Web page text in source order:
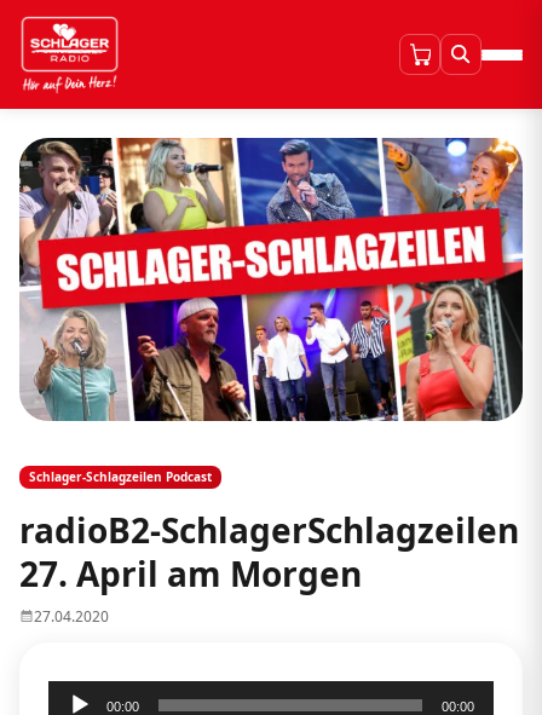
Schlager-Schlagzeilen Podcast
radioB2-SchlagerSchlagzeilen
27. April am Morgen
27.04.2020
Audio-
00:00 00:00